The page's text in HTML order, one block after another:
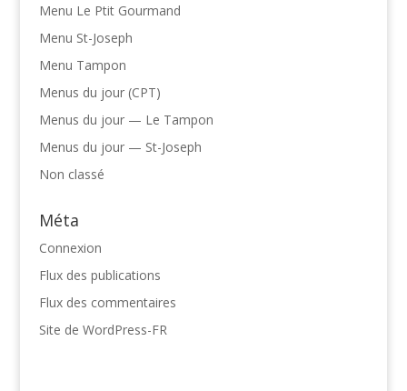
Menu Le Ptit Gourmand
Menu St-Joseph
Menu Tampon
Menus du jour (CPT)
Menus du jour — Le Tampon
Menus du jour — St-Joseph
Non classé
Méta
Connexion
Flux des publications
Flux des commentaires
Site de WordPress-FR